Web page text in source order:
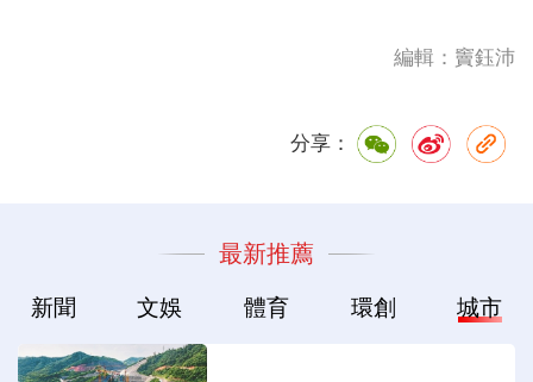
編輯：竇鈺沛
分享：
最新推薦
新聞 文娛 體育 環創 城市